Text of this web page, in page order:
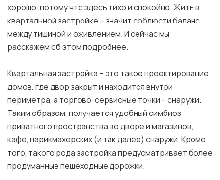
хорошо, потому что здесь тихо и спокойно. Жить в
квартальной застройке – значит соблюсти баланс
между тишиной и оживлением. И сейчас мы
расскажем об этом подробнее.
Квартальная застройка – это такое проектирование
домов, где двор закрыт и находится внутри
периметра, а торгово-сервисные точки – снаружи.
Таким образом, получается удобный симбиоз
приватного пространства во дворе и магазинов,
кафе, парикмахерских (и так далее) снаружи. Кроме
того, такого рода застройка предусматривает более
продуманные пешеходные дорожки.